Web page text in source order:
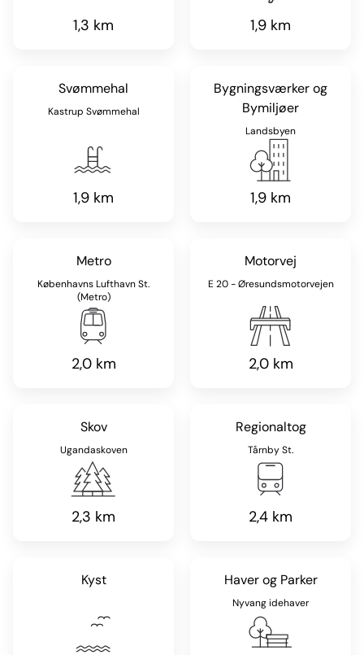
1,3 km 1,9 km
Svømmehal
Kastrup Svømmehal
1,9 km
Bygningsværker og
Bymiljøer
Landsbyen
1,9 km
Metro
Københavns Lufthavn St.
(Metro)
2,0 km
Motorvej
E 20 - Øresundsmotorvejen
2,0 km
Skov
Ugandaskoven
2,3 km
Regionaltog
Tårnby St.
2,4 km
Kyst Haver og Parker
Nyvang idehaver